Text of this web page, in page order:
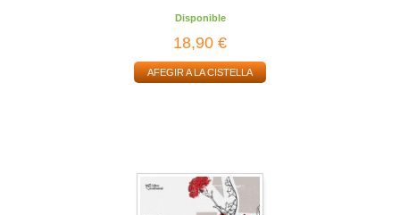
Disponible
18,90 €
AFEGIR A LA CISTELLA